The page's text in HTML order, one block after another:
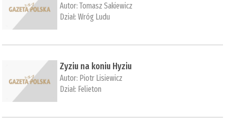
Autor:Tomasz Sakiewicz
Dział:Wróg Ludu
Zyziu na koniu Hyziu
Autor: Piotr Lisiewicz
Dział: Felieton